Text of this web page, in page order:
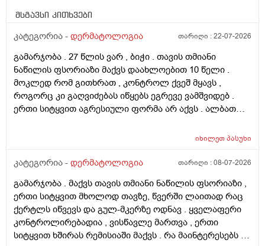
მსგავსი კითხვები
კატეგორია - დერმატოლოგია თარიღი :22-07-2026
გამარჯობა . 27 წლის ვარ , ბიჭი . თავის თმიანი
ნაწილის ფსორიაზი მაქვს დაახლოებით 10 წელი .
მოკლედ რომ გითხრათ , კონტროლ ქვეშ მყავს ,
როგორც კი გაღვიძებას იწყებს ეგრევე ვამშვიდებ .
ერთი სიტყვით აგრესიული ფორმა არ აქვს . ალბათ
ასაკი და გენეტიკა , ზუსტად ვერ გეტყვით მაგრამ
შუბლის ხაზიც გადაწეულია უკვე აშკარად . ჩემი
ჩამატება და გახშირება , თუ არის მიზანშეწონილი და
გამართლებილი სკალპის ფსორიაზის დროს ? არ
მინდა რომ ამ პროცედურებმა კიდევ უფრო
გამიღიანოს . თუ გააგრძელებს იმავე ფორმით
არსებობას თანახმა ვარ ერთი სიტყით . მოკლედ
იხილეთპასუხი
კატეგორია - დერმატოლოგია თარიღი :08-07-2026
გამარჯობა . მაქვს თავის თმიანი ნაწილის ფსორიაზი ,
ერთი სიტყვით მხოლოდ თავზე, წვერში ლაითად რაც
ქერტლს იწვევს და გულ-მკერზე ოდნავ . ყველაფერი
კონტროლირებადია , ვისწავლე მართვა , ერთი
სიტყვით ხშირას რემისიაში მაქვს . რა მაინტერესებს -